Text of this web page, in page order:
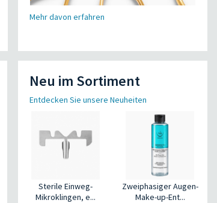
Mehr davon erfahren
Neu im Sortiment
Entdecken Sie unsere Neuheiten
Sterile Einweg-
Mikroklingen, e...
Zweiphasiger Augen-
Make-up-Ent...